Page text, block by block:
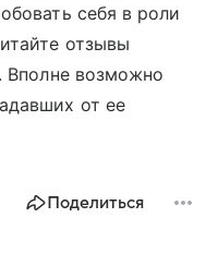
себя в роли
отзывы
Вполне возможно
от ее
Поделиться